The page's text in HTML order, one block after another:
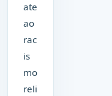
ate
ao
rac
is
mo
reli